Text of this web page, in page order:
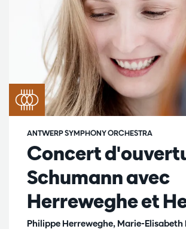
Concert
Schumann avec
Herreweghe et
Philippe Herreweghe, Marie-Elisabeth
ANTWERP SYMPHONY ORCHESTRA